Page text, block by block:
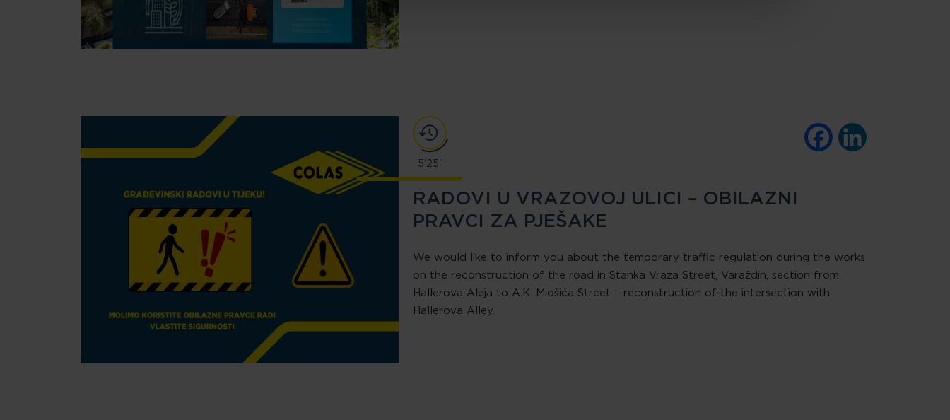
5'25"
Facebook
RADOVI U VRAZOVOJ ULICI – OBILAZNI
PRAVCI ZA PJEŠAKE
We would like to inform you about the temporary traffic regulation during the works
on the reconstruction of the road in Stanka Vraza Street, Varaždin, section from
Hallerova Aleja to A.K. Miošića Street – reconstruction of the intersection with
Hallerova Alley.